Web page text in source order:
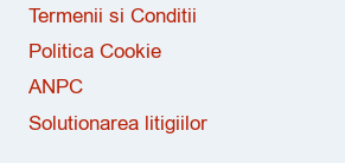
Termenii si Conditii
Politica Cookie
ANPC
Solutionarea litigiilor